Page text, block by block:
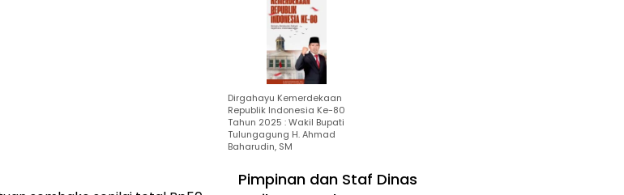
Dirgahayu Kemerdekaan
Republik Indonesia Ke-80
Tahun 2025 : Wakil Bupati
Tulungagung H. Ahmad
Baharudin, SM
Pimpinan dan Staf Dinas